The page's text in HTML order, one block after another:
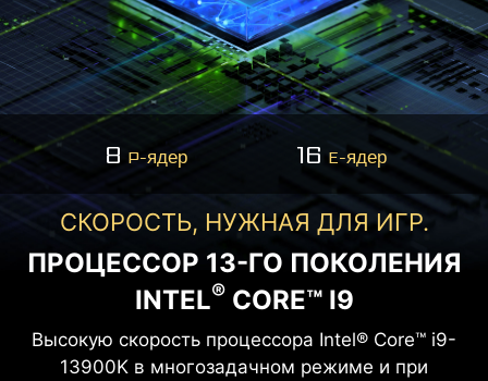
8 P-ядер 16 E-ядер
СКОРОСТЬ, НУЖНАЯ ДЛЯ ИГР.
ПРОЦЕССОР 13-ГО ПОКОЛЕНИЯ
INTEL®CORE™ I9
Высокую скорость процессора Intel® Core™ i9-
13900K в многозадачном режиме и при